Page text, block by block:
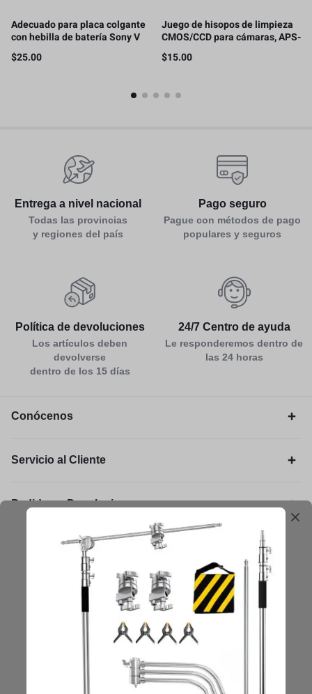
Adecuado para placa colgante
con hebilla de batería Sony V
con clip de garra de cangrejo
$25.00
Juego de hisopos de limpieza
CMOS/CCD para cámaras, APS-
C, 16MM
$15.00
Entrega a nivel nacional
Todas las provincias
y regiones del país
Pago seguro
Pague con métodos de pago
populares y seguros
Política de devoluciones
Los artículos deben
devolverse
dentro de los 15 días
24/7 Centro de ayuda
Le responderemos dentro de
las 24 horas
Conócenos
Servicio al Cliente
Pedidos y Devoluciones
Mantengámonos en contacto
Obtenga consejos, sugerencias, actualizaciones y más.
Mantenerse en Contacto